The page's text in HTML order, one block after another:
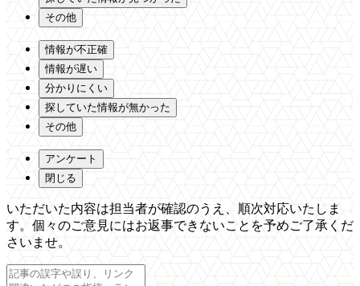
その他
情報が不正確
情報が遅い
分かりにくい
探していた情報が無かった
その他
アンケート
閉じる
いただいた内容は担当者が確認のうえ、順次対応いたしま
す。個々のご意見にはお返事できないことを予めご了承くだ
さいませ。